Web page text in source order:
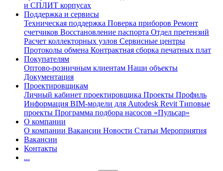
и СПЛИТ корпусах
Поддержка и сервисы
Техническая поддержка Поверка приборов Ремонт
счетчиков Восстановление паспорта Отдел претензий
Расчет коллекторных узлов Сервисные центры
Протоколы обмена Контрактная сборка печатных плат
Покупателям
Оптово-розничным клиентам Наши объекты
Документация
Проектировщикам
Личный кабинет проектировщика Проекты Профиль
Информация BIM-модели для Autodesk Revit Типовые
проекты Программа подбора насосов «Пульсар»
О компании
О компании Вакансии Новости Статьи Мероприятия
Вакансии
Контакты
...